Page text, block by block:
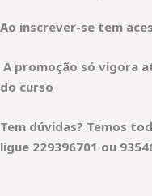
Ao inscrever-se tem
A promoção só vigora
do curso
Tem dúvidas? Temos
ligue 229396701 ou